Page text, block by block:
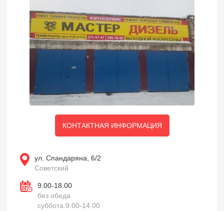
КОНТАКТНАЯ ИНФОРМАЦИЯ
ул. Спандаряна, 6/2
Советский
9.00-18.00
без обеда
суббота 9.00-14.00